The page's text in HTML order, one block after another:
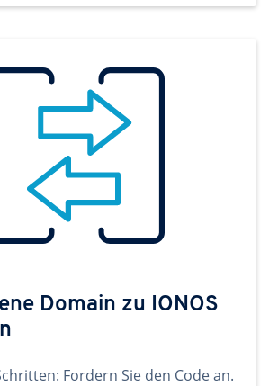
Domain zu IONOS
Fordern Sie den Code an.